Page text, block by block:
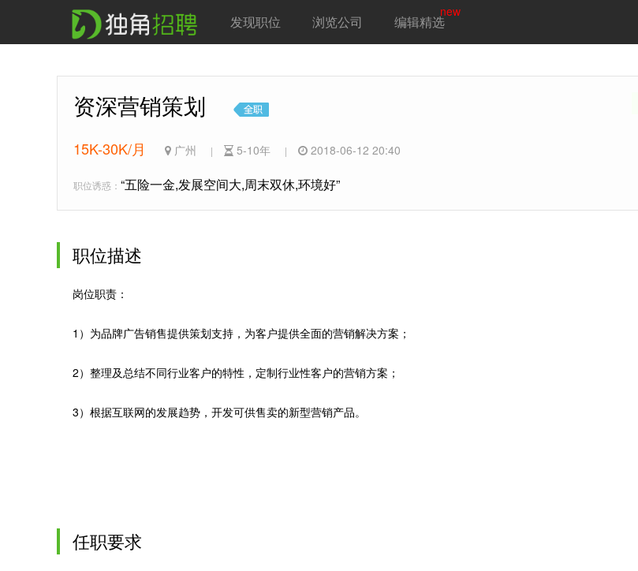
发现职位 浏览公司 编辑精选
new
资深营销策划
15K-30K/月 广州 | 5-10年 | 2018-06-12 20:40
职位诱惑： “五险一金,发展空间大,周末双休,环境好”
职位描述
岗位职责：
1）为品牌广告销售提供策划支持，为客户提供全面的营销解决方案；
2）整理及总结不同行业客户的特性，定制行业性客户的营销方案；
3）根据互联网的发展趋势，开发可供售卖的新型营销产品。
任职要求